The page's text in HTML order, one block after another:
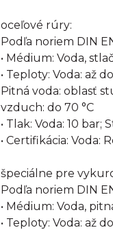
oceľové rúry:
Podľa noriem DIN
• Médium: Voda,
• Teploty: Voda: až
Pitná voda: oblasť
vzduch: do 70 °C
• Tlak: Voda: 10
• Certifikácia: Voda:
špeciálne pre
Podľa noriem DIN
• Médium: Voda,
• Teploty: Voda: až